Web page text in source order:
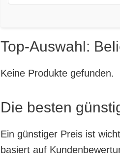
Top-Auswahl:
Keine Produkte gefunden.
Die besten
Ein günstiger Preis ist
basiert auf